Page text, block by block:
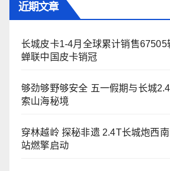
近期文章
长城皮卡1-4月全球累计销售67505
蝉联中国皮卡销冠
够劲够野够安全 五一假期与长城
索山海秘境
穿林越岭 探秘非遗 2.4T长城炮西
站燃擎启动